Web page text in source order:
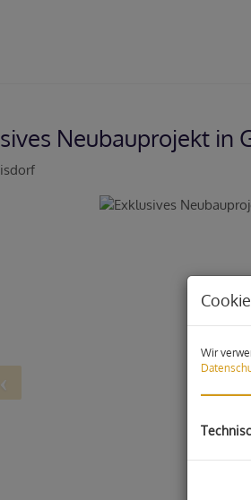
Neubauprojekt in
Wir